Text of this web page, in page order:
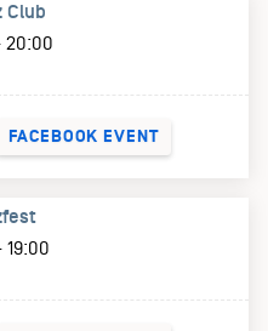
Club
20:00
FACEBOOK EVENT
19:00